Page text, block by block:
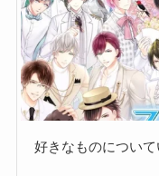
好きなものについ